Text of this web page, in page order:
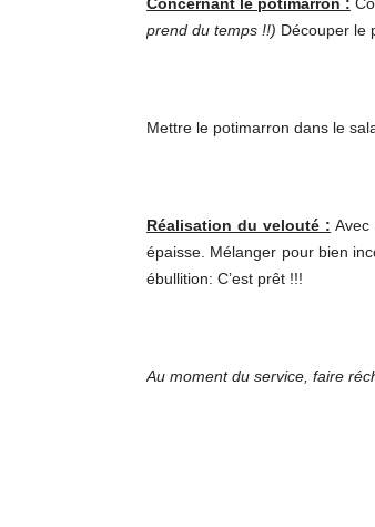
Concernant le potimarron :
prend du temps !!) Découper le
Mettre le potimarron dans le
Réalisation du velouté : Avec
épaisse. Mélanger pour bien
ébullition: C’est prêt !!!
Au moment du service, faire